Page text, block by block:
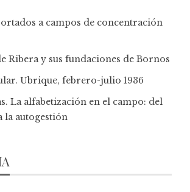
a campos de concentración
Ribera y sus fundaciones de Bornos
Ubrique, febrero-julio 1936
La alfabetización en el campo: del
la autogestión